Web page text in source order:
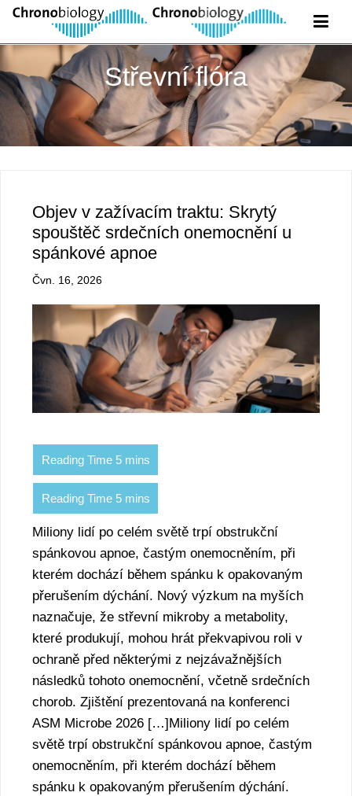
Střevní flóra
Objev v zažívacím traktu: Skrytý
spouštěč srdečních onemocnění u
spánkové apnoe
Čvn. 16, 2026
Miliony lidí po celém světě trpí obstrukční
spánkovou apnoe, častým onemocněním, při
kterém dochází během spánku k opakovaným
přerušením dýchání. Nový výzkum na myších
naznačuje, že střevní mikroby a metabolity,
které produkují, mohou hrát překvapivou roli v
ochraně před některými z nejzávažnějších
následků tohoto onemocnění, včetně srdečních
chorob. Zjištění prezentovaná na konferenci
ASM Microbe 2026 […]Miliony lidí po celém
světě trpí obstrukční spánkovou apnoe, častým
onemocněním, při kterém dochází během
spánku k opakovaným přerušením dýchání.